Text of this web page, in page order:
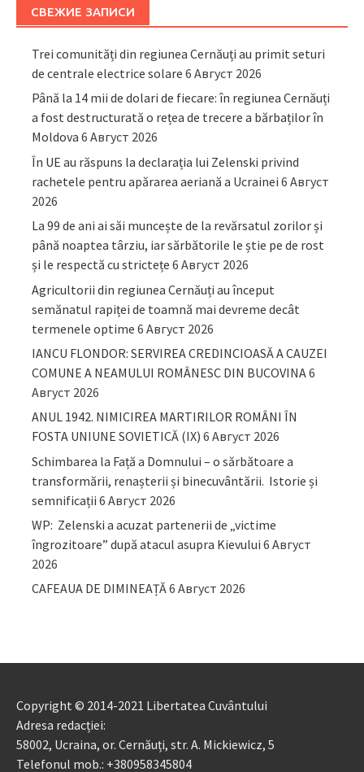
СВЕЖИЕ ЗАПИСИ
Trei comunități din regiunea Cernăuți au primit seturi
de centrale electrice solare 6 Август 2026
Până la 14 mii de dolari de fiecare: în regiunea Cernăuți
a fost destructurată o rețea de trecere a bărbaților în
Moldova 6 Август 2026
În UE au răspuns la declarația lui Zelenski privind
rachetele pentru apărarea aeriană a Ucrainei 6 Август
2026
La 99 de ani ai săi muncește de la revărsatul zorilor și
până noaptea târziu, iar sărbătorile le știe pe de rost
și le respectă cu strictețe 6 Август 2026
Agricultorii din regiunea Cernăuți au început
semănatul rapiței de toamnă mai devreme decât
termenele optime 6 Август 2026
IANCU FLONDOR: SERVIREA CREDINCIOASĂ A CAUZEI
COMUNE A NEAMULUI ROMÂNESC DIN BUCOVINA6
Август 2026
ANUL 1942. NIMICIREA MARTIRILOR ROMÂNI ÎN
FOSTA UNIUNE SOVIETICĂ (IX) 6 Август 2026
Schimbarea la Față a Domnului – o sărbătoare a
transformării, renașterii și binecuvântării. Istorie și
semnificații 6 Август 2026
WP: Zelenski a acuzat partenerii de „victime
îngrozitoare” după atacul asupra Kievului 6 Август
2026
CAFEAUA DE DIMINEAȚĂ6 Август 2026
Copyright © 2014-2021 Libertatea Cuvântului
Adresa redacției:
58002, Ucraina, or. Cernăuți, str. A. Mickiewicz, 5
Telefonul mob.: +380958345804